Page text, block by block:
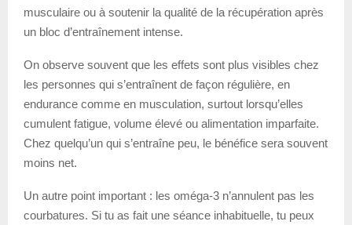
musculaire ou à soutenir la qualité de la récupération après
un bloc d’entraînement intense.
On observe souvent que les effets sont plus visibles chez
les personnes qui s’entraînent de façon régulière, en
endurance comme en musculation, surtout lorsqu’elles
cumulent fatigue, volume élevé ou alimentation imparfaite.
Chez quelqu’un qui s’entraîne peu, le bénéfice sera souvent
moins net.
Un autre point important : les oméga-3 n’annulent pas les
courbatures. Si tu as fait une séance inhabituelle, tu peux